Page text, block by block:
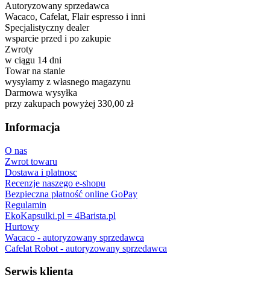
Autoryzowany sprzedawca
Wacaco, Cafelat, Flair espresso i inni
Specjalistyczny dealer
wsparcie przed i po zakupie
Zwroty
w ciągu 14 dni
Towar na stanie
wysyłamy z własnego magazynu
Darmowa wysyłka
przy zakupach powyżej 330,00 zł
Informacja
O nas
Zwrot towaru
Dostawa i platnosc
Recenzje naszego e-shopu
Bezpieczna płatność online GoPay
Regulamin
EkoKapsulki.pl = 4Barista.pl
Hurtowy
Wacaco - autoryzowany sprzedawca
Cafelat Robot - autoryzowany sprzedawca
Serwis klienta